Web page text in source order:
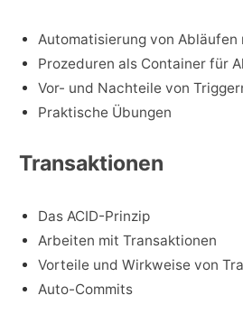
Automatisierung von Abläufen
Prozeduren als Container für
Vor- und Nachteile von
Praktische Übungen
Transaktionen
Das ACID-Prinzip
Arbeiten mit Transaktionen
Vorteile und Wirkweise von
Auto-Commits